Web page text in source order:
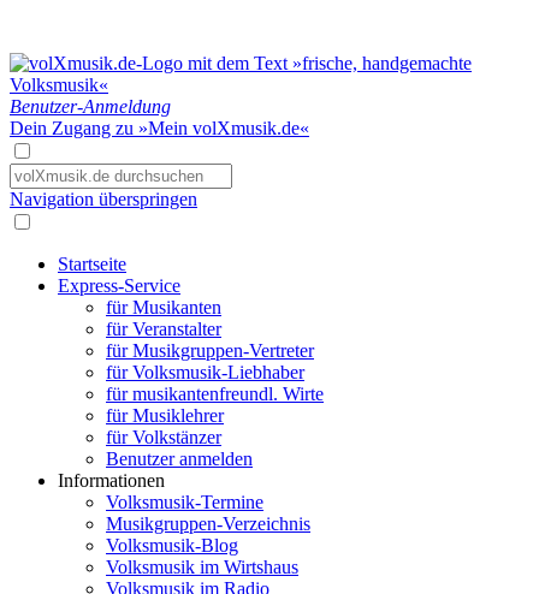
Benutzer-Anmeldung
Dein Zugang zu »Mein volXmusik.de«
Navigation überspringen
Startseite
Express-Service
für Musikanten
für Veranstalter
für Musikgruppen-Vertreter
für Volksmusik-Liebhaber
für musikantenfreundl. Wirte
für Musiklehrer
für Volkstänzer
Benutzer anmelden
Informationen
Volksmusik-Termine
Musikgruppen-Verzeichnis
Volksmusik-Blog
Volksmusik im Wirtshaus
Volksmusik im Radio